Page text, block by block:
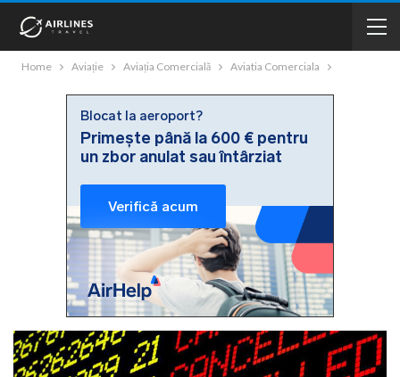
Home Aviație Aviația Comercială Aviatia Comerciala